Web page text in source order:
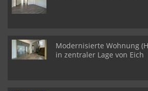
Modernisierte Wohnung
in zentraler Lage von Eich